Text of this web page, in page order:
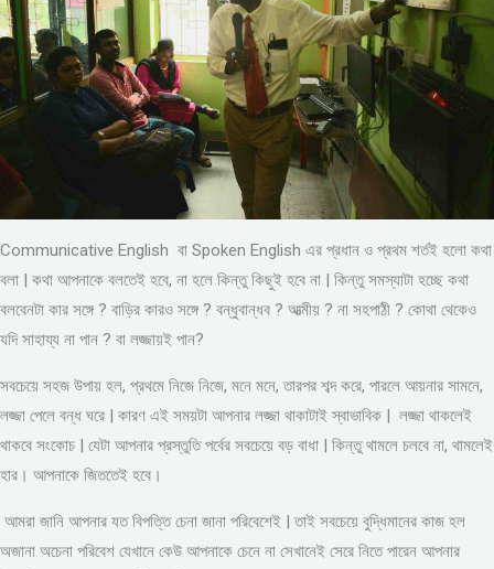
Communicative English বা Spoken English এর প্রধান ও প্রথম শর্তই হলো কথা
বলা | কথা আপনাকে বলতেই হবে, না হলে কিন্তু কিছুই হবে না | কিন্তু সমস্যাটা হচ্ছে কথা
বলবেনটা কার সঙ্গে ? বাড়ির কারও সঙ্গে ? বন্ধুবান্ধব ? আত্মীয় ? না সহপাঠী ? কোথা থেকেও
যদি সাহায্য না পান ? বা লজ্জায়ই পান?
সবচেয়ে সহজ উপায় হল, প্রথমে নিজে নিজে, মনে মনে, তারপর শব্দ করে, পারলে আয়নার সামনে,
লজ্জা পেলে বন্ধ ঘরে | কারণ এই সময়টা আপনার লজ্জা থাকাটাই স্বাভাবিক | লজ্জা থাকলেই
থাকবে সংকোচ | যেটা আপনার প্রস্তুতি পর্বের সবচেয়ে বড় বাধা | কিন্তু থামলে চলবে না, থামলেই
হার। আপনাকে জিততেই হবে।
আমরা জানি আপনার যত বিপত্তি চেনা জানা পরিবেশেই | তাই সবচেয়ে বুদ্ধিমানের কাজ হল
অজানা অচেনা পরিবেশ যেখানে কেউ আপনাকে চেনে না সেখানেই সেরে নিতে পারেন আপনার